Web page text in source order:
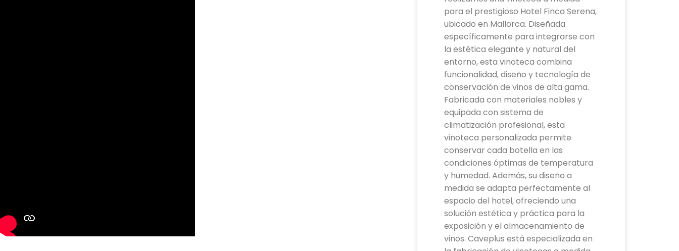
para el prestigioso Hotel Finca Serena,
ubicado en Mallorca. Diseñada
específicamente para integrarse con
la estética elegante y natural del
entorno, esta vinoteca combina
funcionalidad, diseño y tecnología de
conservación de vinos de alta gama.
Fabricada con materiales nobles y
equipada con sistema de
climatización profesional, esta
vinoteca personalizada permite
conservar cada botella en las
condiciones óptimas de temperatura
y humedad. Además, su diseño a
medida se adapta perfectamente al
espacio del hotel, ofreciendo una
solución estética y práctica para la
exposición y el almacenamiento de
vinos. Caveplus está especializada en